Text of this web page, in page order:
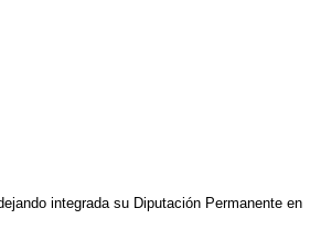
integrada su Diputación Permanente en